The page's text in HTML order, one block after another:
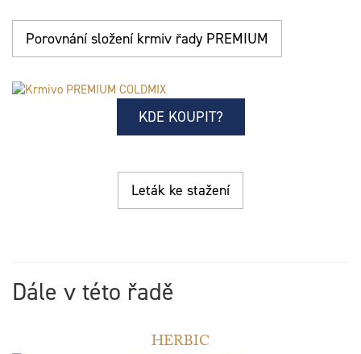
Porovnání složení krmiv řady PREMIUM
KDE KOUPIT?
Leták ke stažení
Dále v této řadě
HERBIC